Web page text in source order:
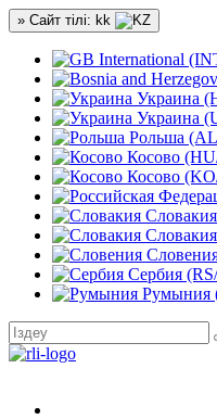
» Сайт тілі: kk
International
Украина
Украина
Рольша
Косово
Косово
Сербия
Румыния